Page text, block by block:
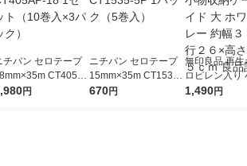
チバン セロテープ
CT405A
18 1セット（10巻
円
ニチバン セロテープ
15mm×35m CT1535-
5P 1パック（5巻入）
670円
無印良品 再生
ロピレン入り
納ケース ワイ
1,490円